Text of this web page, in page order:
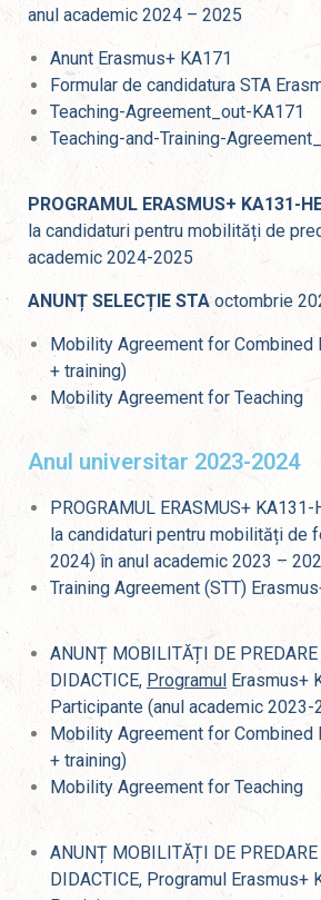
anul academic 2024 – 2025
Anunt Erasmus+ KA171
Formular de candidatura STA
Teaching-Agreement_out-KA171
Teaching-and-Training-
PROGRAMUL ERASMUS+ KA131-
la candidaturi pentru mobilități de
academic 2024-2025
ANUNȚ SELECȚIE STAoctombrie
Mobility Agreement for Combined
+ training)
Mobility Agreement for Teaching
Anul universitar 2023-2024
PROGRAMUL ERASMUS+
la candidaturi pentru mobilități de
2024) în anul academic 2023 –
Training Agreement (STT)
ANUNȚ MOBILITĂȚI DE PREDARE
DIDACTICE, Programul Erasmus+
Participante (anul academic 2023-
Mobility Agreement for Combined
+ training)
Mobility Agreement for Teaching
ANUNȚ MOBILITĂȚI DE PREDARE
DIDACTICE, Programul Erasmus+